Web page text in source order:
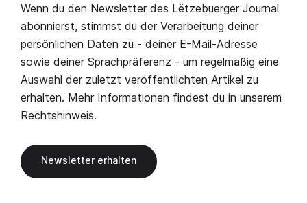
Wenn du den Newsletter des Lëtzebuerger Journal
abonnierst, stimmst du der Verarbeitung deiner
persönlichen Daten zu - deiner E-Mail-Adresse
sowie deiner Sprachpräferenz - um regelmäßig eine
Auswahl der zuletzt veröffentlichten Artikel zu
erhalten. Mehr Informationen findest du in unserem
Rechtshinweis.